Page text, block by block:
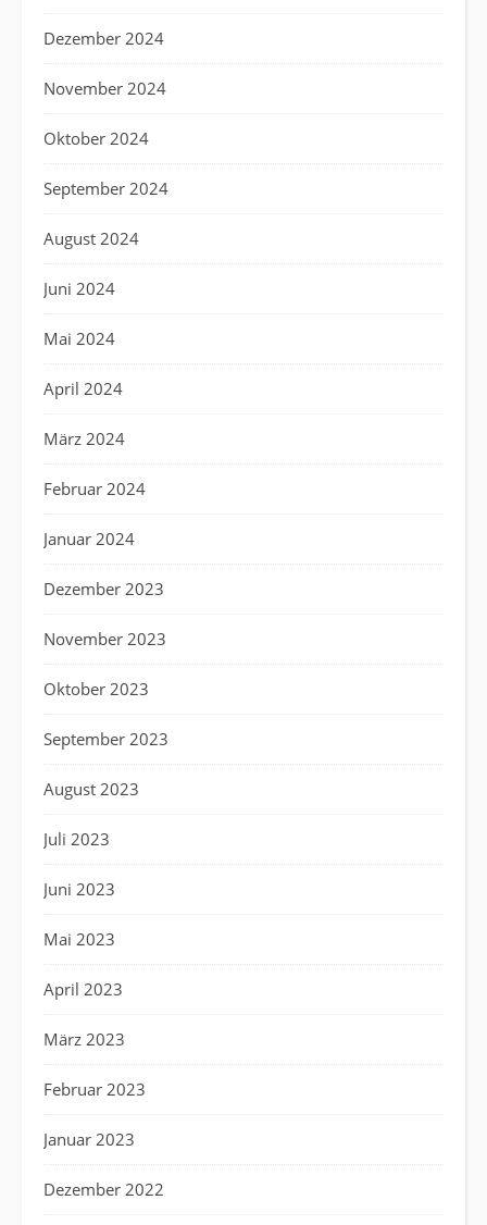
Dezember 2024
November 2024
Oktober 2024
September 2024
August 2024
Juni 2024
Mai 2024
April 2024
März 2024
Februar 2024
Januar 2024
Dezember 2023
November 2023
Oktober 2023
September 2023
August 2023
Juli 2023
Juni 2023
Mai 2023
April 2023
März 2023
Februar 2023
Januar 2023
Dezember 2022